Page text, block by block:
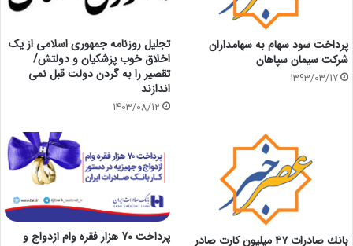
پرداخت سود سهام به سهامداران
شرکت سيمان سپاهان
1393/03/17
تجلیل روزنامه جمهوری اسلامی از یک
اخلاق خوب پزشکیان و دولتش/
تقصیر را به گردن دولت قبل نمی
اندازند
1403/08/12
بانك صادرات ٤٧ ميليون كارت صادر
پرداخت 70 هزار فقره وام ازدواج و